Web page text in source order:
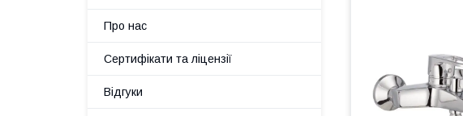
Про нас
Сертифікати та ліцензії
Відгуки